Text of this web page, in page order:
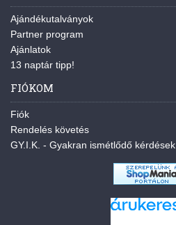
Ajándékutalványok
Partner program
Ajánlatok
13 naptár tipp!
FIÓKOM
Fiók
Rendelés követés
GY.I.K. - Gyakran ismétlődő kérdések